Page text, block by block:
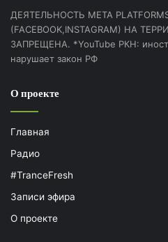
ДЕЯТЕЛЬНОСТЬ МЕТА
(FACEBOOK,INSTAGRAM) НА
ЗАПРЕЩЕНА. *YouTube РКН:
нарушает закон РФ
О проекте
Главная
Радио
#TranceFresh
Записи эфира
О проекте